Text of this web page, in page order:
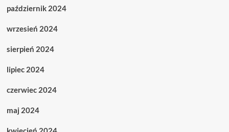
październik 2024
wrzesień 2024
sierpień 2024
lipiec 2024
czerwiec 2024
maj 2024